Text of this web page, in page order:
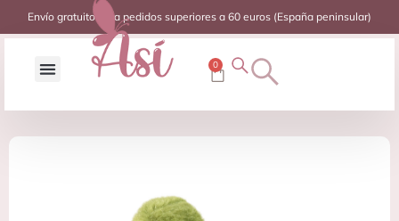
Envío gratuito para pedidos superiores a 60 euros (España peninsular)
0